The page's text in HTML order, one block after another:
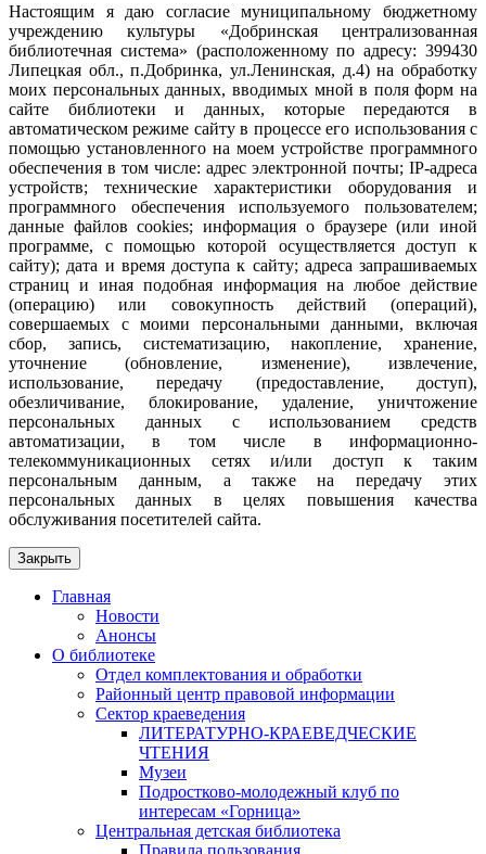
Настоящим я даю согласие муниципальному бюджетному
учреждению культуры «Добринская централизованная
библиотечная система» (расположенному по адресу: 399430
Липецкая обл., п.Добринка, ул.Ленинская, д.4) на обработку
моих персональных данных, вводимых мной в поля форм на
сайте библиотеки и данных, которые передаются в
автоматическом режиме сайту в процессе его использования с
помощью установленного на моем устройстве программного
обеспечения в том числе: адрес электронной почты; IP-адреса
устройств; технические характеристики оборудования и
программного обеспечения используемого пользователем;
данные файлов cookies; информация о браузере (или иной
программе, с помощью которой осуществляется доступ к
сайту); дата и время доступа к сайту; адреса запрашиваемых
страниц и иная подобная информация на любое действие
(операцию) или совокупность действий (операций),
совершаемых с моими персональными данными, включая
сбор, запись, систематизацию, накопление, хранение,
уточнение (обновление, изменение), извлечение,
использование, передачу (предоставление, доступ),
обезличивание, блокирование, удаление, уничтожение
персональных данных с использованием средств
автоматизации, в том числе в информационно-
телекоммуникационных сетях и/или доступ к таким
персональным данным, а также на передачу этих
персональных данных в целях повышения качества
обслуживания посетителей сайта.
Закрыть
Главная
Новости
Анонсы
О библиотеке
Отдел комплектования и обработки
Районный центр правовой информации
Сектор краеведения
ЛИТЕРАТУРНО-КРАЕВЕДЧЕСКИЕ
ЧТЕНИЯ
Музеи
Подростково-молодежный клуб по
интересам «Горница»
Центральная детская библиотека
Правила пользования